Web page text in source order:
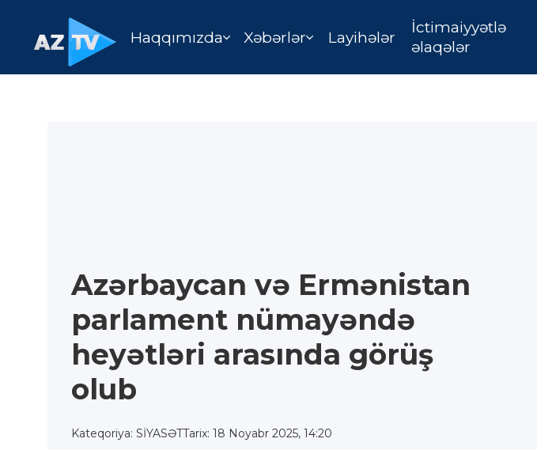
Haqqımızda Xəbərlər Layihələr
İctimaiyyətlə
əlaqələr
Azərbaycan və Ermənistan
parlament nümayəndə
heyətləri arasında görüş
olub
Kateqoriya: SİYASƏTTarix: 18 Noyabr 2025, 14:20